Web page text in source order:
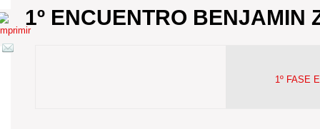
1º ENCUENTRO BENJAMIN
1º FASE